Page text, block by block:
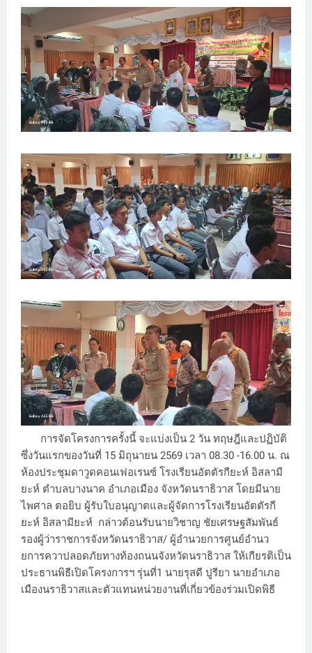
การจัดโครงการครั้งนี้ จะแบ่งเป็น 2 วัน ทฤษฎีและปฏิบัติ
ซึ่งวันแรกของวันที่ 15 มิถุนายน 2569 เวลา 08.30 -16.00 น. ณ
ห้องประชุมดาวูดคอนเฟอเรนซ์ โรงเรียนอัตตัรกียะห์ อิสลามี
ยะห์ ตำบลบางนาค อำเภอเมือง จังหวัดนราธิวาส โดยมีนาย
ไพศาล ตอยิบ ผู้รับใบอนุญาตและผู้จัดการโรงเรียนอัตตัรกี
ยะห์ อิสลามียะห์ กล่าวต้อนรับนายวิชาญ ชัยเศรษฐสัมพันธ์
รองผู้ว่าราชการจังหวัดนราธิวาส/ ผู้อำนวยการศูนย์อำนว
ยการควาปลอดภัยทางท้องถนนจังหวัดนราธิวาส ให้เกียรติเป็น
ประธานพิธีเปิดโครงการฯ รุ่นที่1 นายรุสดี ปูรียา นายอำเภอ
เมืองนราธิวาสและตัวแทนหน่วยงานที่เกี่ยวข้องร่วมเปิดพิธี